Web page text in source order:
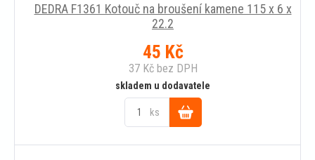
DEDRA F1361 Kotouč na broušení kamene 115 x 6 x
22.2
45 Kč
37 Kčbez DPH
skladem u dodavatele
ks
Do